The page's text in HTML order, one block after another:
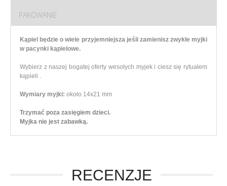
PAKOWANIE
Kąpiel będzie o wiele przyjemniejsza jeśli zamienisz zwykłe myjki
w pacynki kąpielowe.
Wybierz z naszej bogatej oferty wesołych myjek i ciesz się rytuałem
kąpieli .
Wymiary myjki: około 14x21 mm
Trzymać poza zasięgiem dzieci.
Myjka nie jest zabawką.
RECENZJE